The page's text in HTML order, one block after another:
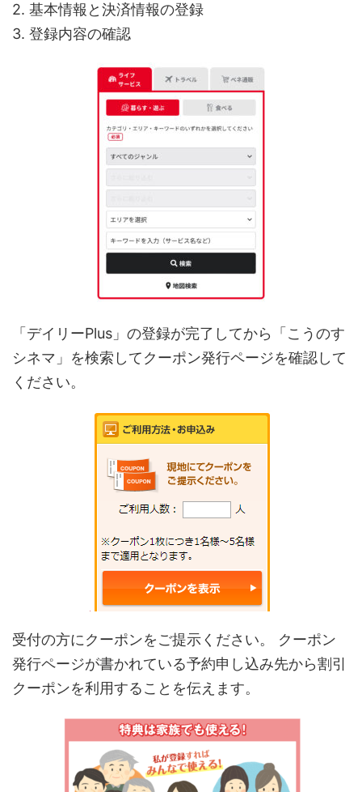
2. 基本情報と決済情報の登録
3. 登録内容の確認
「デイリーPlus」の登録が完了してから「こうのす
シネマ」を検索してクーポン発行ページを確認して
ください。
受付の方にクーポンをご提示ください。 クーポン
発行ページが書かれている予約申し込み先から割引
クーポンを利用することを伝えます。